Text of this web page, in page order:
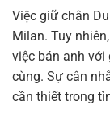
Việc giữ chân
Milan. Tuy
việc bán anh với
cùng. Sự cân
cần thiết trong